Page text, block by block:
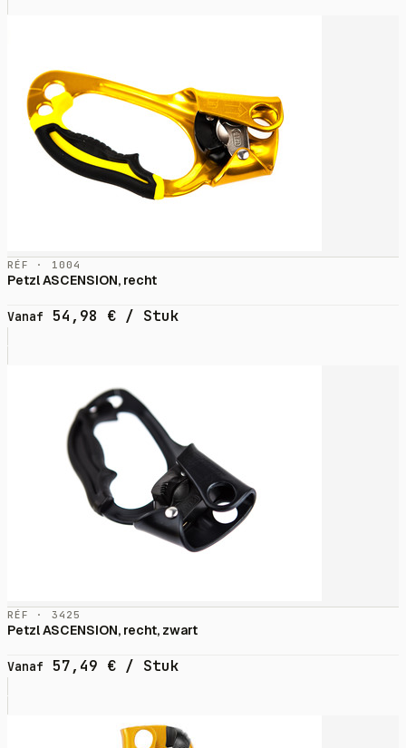
RÉF · 1004
Petzl ASCENSION, recht
Vanaf 54,98 € / Stuk
RÉF · 3425
Petzl ASCENSION, recht, zwart
Vanaf 57,49 € / Stuk